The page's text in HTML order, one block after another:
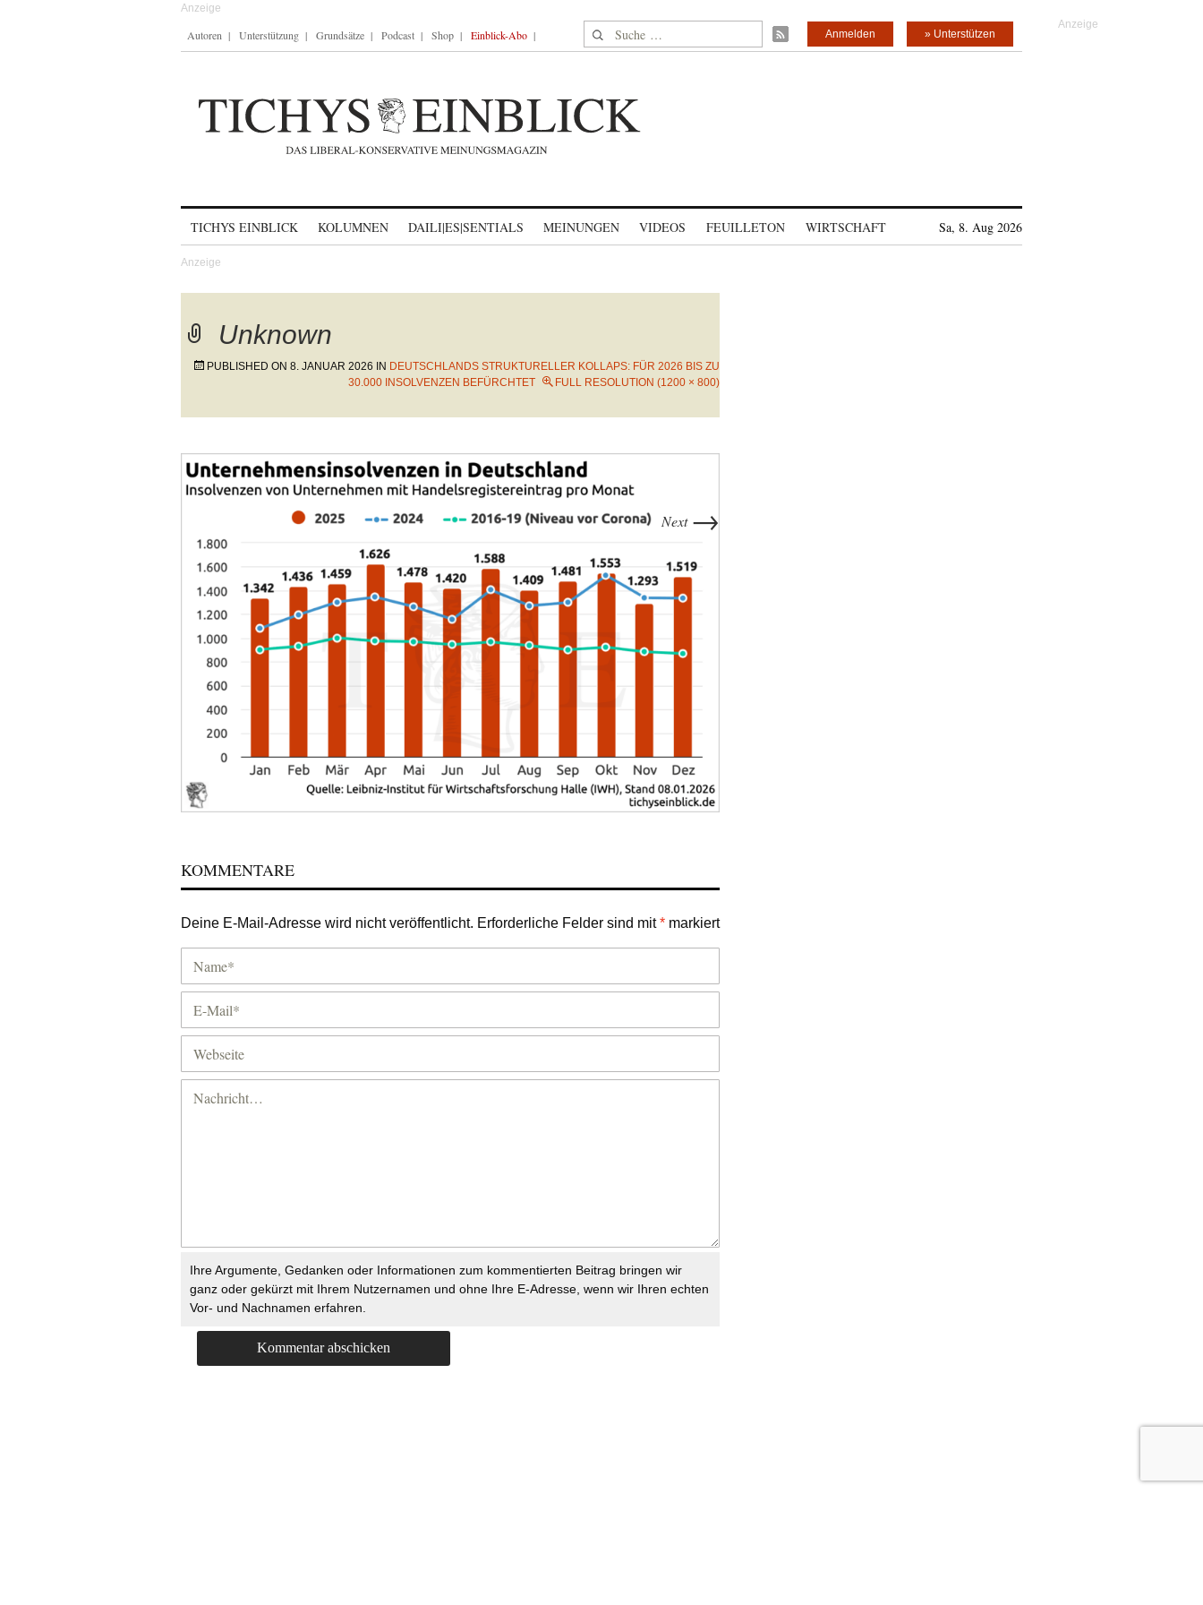
Autoren Unterstützung Grundsätze Podcast Shop Einblick-Abo Suche nach: » Unterstützen
Anmelden
TICHYS EINBLICK KOLUMNEN DAILI|ES|SENTIALS MEINUNGEN VIDEOS FEUILLETON WIRTSCHAFT Sa, 8. Aug 2026
Unknown
PUBLISHED ON 8. JANUAR 2026 IN DEUTSCHLANDS STRUKTURELLER KOLLAPS: FÜR 2026 BIS ZU
30.000 INSOLVENZEN BEFÜRCHTET
FULL RESOLUTION (1200 × 800)
Next →
KOMMENTARE
Deine E-Mail-Adresse wird nicht veröffentlicht. Erforderliche Felder sind mit* markiert
Ihre Argumente, Gedanken oder Informationen zum kommentierten Beitrag bringen wir
ganz oder gekürzt mit Ihrem Nutzernamen und ohne Ihre E-Adresse, wenn wir Ihren echten
Vor- und Nachnamen erfahren.